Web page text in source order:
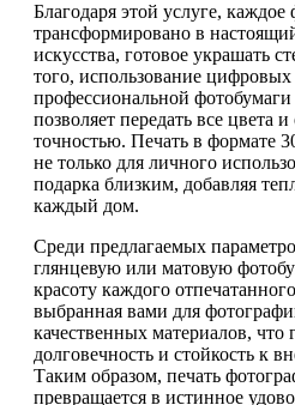
Благодаря этой услуге,
трансформировано в
искусства, готовое украшать
того, использование
профессиональной
позволяет передать все цвета
точностью. Печать в формате
не только для личного
подарка близким, добавляя
каждый дом.
Среди предлагаемых
глянцевую или матовую
красоту каждого
выбранная вами для
качественных материалов, что
долговечность и стойкость к
Таким образом, печать
превращается в истинное